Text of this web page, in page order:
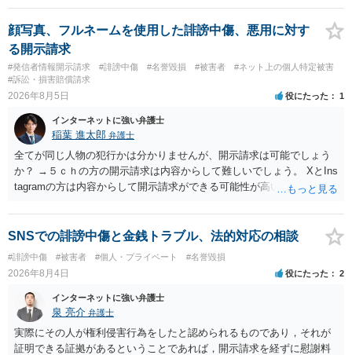
顔写真、フルネームを使用した誹謗中傷、悪用に対す
る開示請求
#発信者情報開示請求 #誹謗中傷 #名誉毀損 #被害者
#ネット上の個人特定被害
#訴訟・損害賠償請求
2026年8月5日 役にたった 1
インターネットに強い弁護士
稲葉 進太郎 弁護士
全てが同じ人物の犯行かは分かりませんが、開示請求は可能でしょう
か？ →５ｃｈの方の開示請求は内容からして難しいでしょう。 XとIns
tagramの方は内容からして開示請求ができる可能性が高いでしょう。
いでしょう。７月中にアカウントが削除されている場合、今から進め
ても失敗する可能性が高いように思われます。 相手を特定できた場
合、相手に全ての弁護士費用を負担させることは可能でしょうか？ →
訴訟外の交渉で相手方が認めれば負担させることができるでしょう。
訴訟で判決となった場合は、実際の弁護士費用が認められる場合と認
められない場合があり何ともいえないところでしょう。
SNSでの誹謗中傷と金銭トラブル、法的対応の相談
#誹謗中傷 #被害者 #個人・プライベート #名誉毀損
2026年8月4日 役にたった 2
インターネットに強い弁護士
泉 亮介 弁護士
実際にその人が権利侵害行為をしたと認められるものであり，それが
証明できる証拠があるということであれば，開示請求を経ずに慰謝料